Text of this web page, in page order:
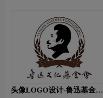
头像LOGO设计-鲁迅基金会